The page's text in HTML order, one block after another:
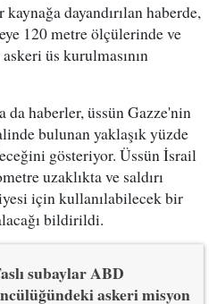
dayandırılan haberde,
120 metre ölçülerinde ve
üs kurulmasının
da haberler, üssün Gazze'nin
bulunan yaklaşık yüzde
gösteriyor. Üssün İsrail
uzaklıkta ve saldırı
için kullanılabilecek bir
bildirildi.
subaylar ABD
askeri misyon